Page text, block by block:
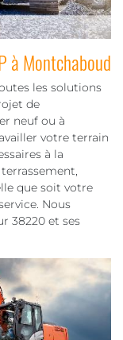
à Montchaboud
les solutions
de
neuf ou à
votre terrain
à la
que soit votre
Nous
38220 et ses